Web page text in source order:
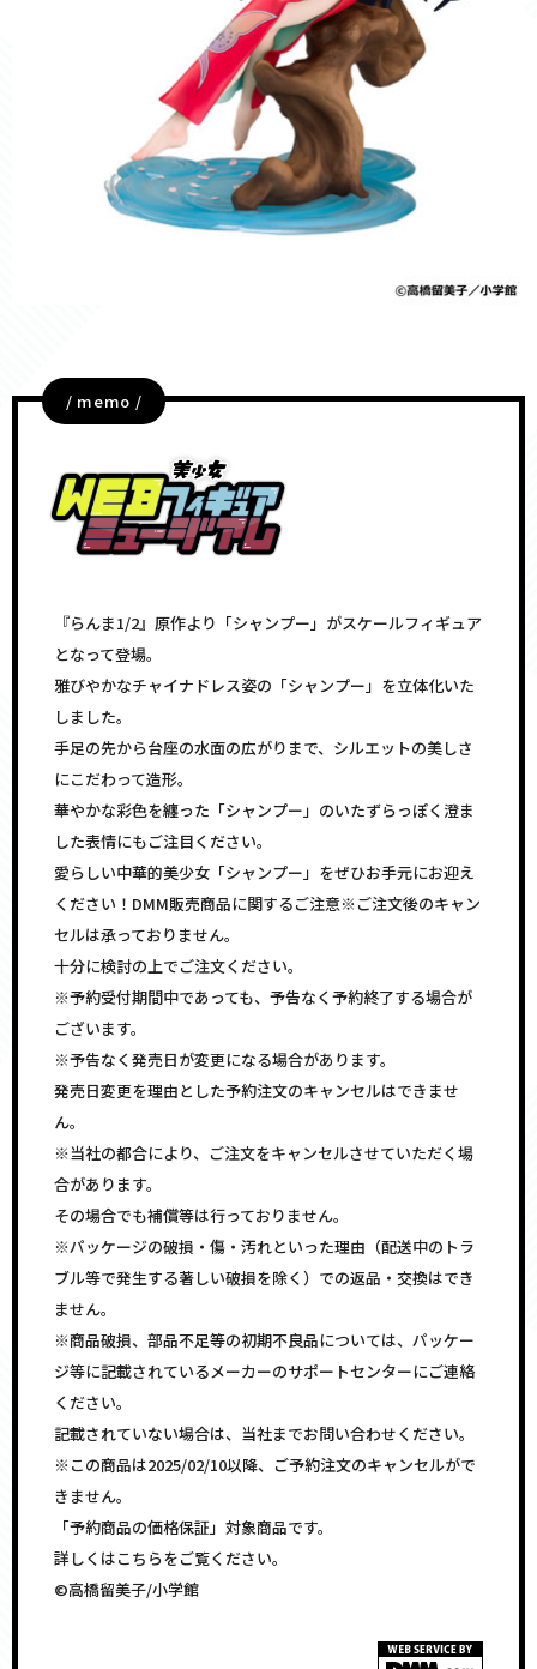
/ memo /
『らんま1/2』原作より「シャンプー」がスケールフィギュア
となって登場。
雅びやかなチャイナドレス姿の「シャンプー」を立体化いた
しました。
手足の先から台座の水面の広がりまで、シルエットの美しさ
にこだわって造形。
華やかな彩色を纏った「シャンプー」のいたずらっぽく澄ま
した表情にもご注目ください。
愛らしい中華的美少女「シャンプー」をぜひお手元にお迎え
ください！DMM販売商品に関するご注意※ご注文後のキャン
セルは承っておりません。
十分に検討の上でご注文ください。
※予約受付期間中であっても、予告なく予約終了する場合が
ございます。
※予告なく発売日が変更になる場合があります。
発売日変更を理由とした予約注文のキャンセルはできませ
ん。
※当社の都合により、ご注文をキャンセルさせていただく場
合があります。
その場合でも補償等は行っておりません。
※パッケージの破損・傷・汚れといった理由（配送中のトラ
ブル等で発生する著しい破損を除く）での返品・交換はでき
ません。
※商品破損、部品不足等の初期不良品については、パッケー
ジ等に記載されているメーカーのサポートセンターにご連絡
ください。
記載されていない場合は、当社までお問い合わせください。
※この商品は2025/02/10以降、ご予約注文のキャンセルがで
きません。
「予約商品の価格保証」対象商品です。
詳しくはこちらをご覧ください。
©高橋留美子/小学館